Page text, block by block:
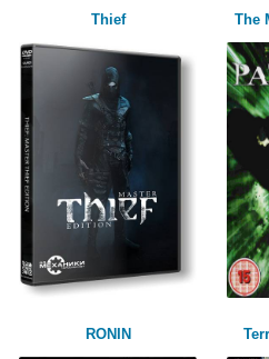
Thief The
RONIN